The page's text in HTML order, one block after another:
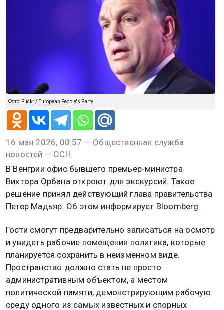
Фото: Flickr / European People's Party
16 мая 2026, 00:57 — Общественная служба
новостей — ОСН
В Венгрии офис бывшего премьер-министра
Виктора Орбана откроют для экскурсий. Такое
решение принял действующий глава правительства
Петер Мадьяр. Об этом информирует Bloomberg.
Гости смогут предварительно записаться на осмотр
и увидеть рабочие помещения политика, которые
планируется сохранить в неизменном виде.
Пространство должно стать не просто
административным объектом, а местом
политической памяти, демонстрирующим рабочую
среду одного из самых известных и спорных